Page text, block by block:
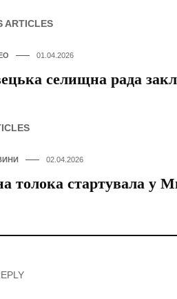
ARTICLES
01.04.2026
селищна рада
02.04.2026
толока стартувала у